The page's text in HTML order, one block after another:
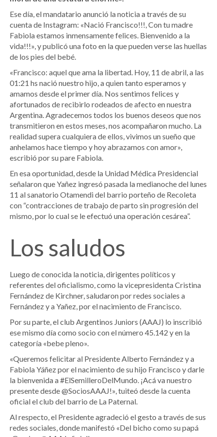
Ese día, el mandatario anunció la noticia a través de su
cuenta de Instagram: «Nació Francisco!!!, Con tu madre
Fabiola estamos inmensamente felices. Bienvenido a la
vida!!!», y publicó una foto en la que pueden verse las huellas
de los pies del bebé.
«Francisco: aquel que ama la libertad. Hoy, 11 de abril, a las
01:21 hs nació nuestro hijo, a quien tanto esperamos y
amamos desde el primer día. Nos sentimos felices y
afortunados de recibirlo rodeados de afecto en nuestra
Argentina. Agradecemos todos los buenos deseos que nos
transmitieron en estos meses, nos acompañaron mucho. La
realidad supera cualquiera de ellos, vivimos un sueño que
anhelamos hace tiempo y hoy abrazamos con amor»,
escribió por su pare Fabiola.
En esa oportunidad, desde la Unidad Médica Presidencial
señalaron que Yañez ingresó pasada la medianoche del lunes
11 al sanatorio Otamendi del barrio porteño de Recoleta
con “contracciones de trabajo de parto sin progresión del
mismo, por lo cual se le efectuó una operación cesárea”.
Los saludos
Luego de conocida la noticia, dirigentes políticos y
referentes del oficialismo, como la vicepresidenta Cristina
Fernández de Kirchner, saludaron por redes sociales a
Fernández y a Yañez, por el nacimiento de Francisco.
Por su parte, el club Argentinos Juniors (AAAJ) lo inscribió
ese mismo día como socio con el número 45.142 y en la
categoría «bebe pleno».
«Queremos felicitar al Presidente Alberto Fernández y a
Fabiola Yáñez por el nacimiento de su hijo Francisco y darle
la bienvenida a #ElSemilleroDelMundo. ¡Acá va nuestro
presente desde @SociosAAAJ!», tuiteó desde la cuenta
oficial el club del barrio de La Paternal.
Al respecto, el Presidente agradeció el gesto a través de sus
redes sociales, donde manifestó «Del bicho como su papá